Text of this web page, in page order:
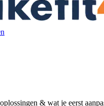
& wat je eerst